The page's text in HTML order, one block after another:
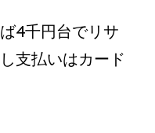
4千円台でリサ
支払いはカード